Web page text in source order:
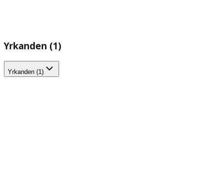
Yrkanden (1)
Yrkanden (1)